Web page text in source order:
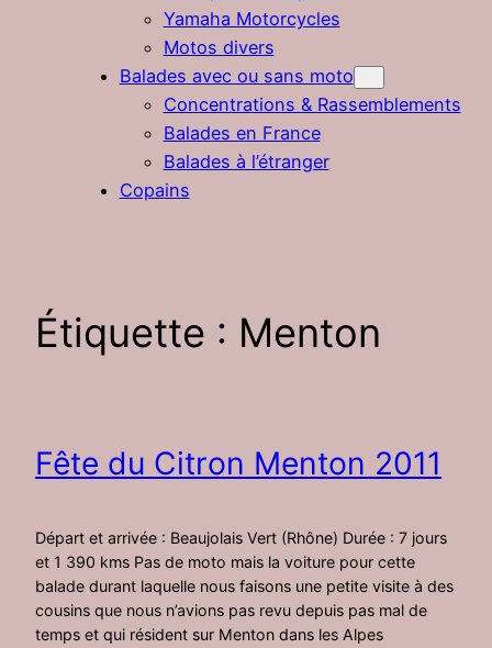
Yamaha Motorcycles
Motos divers
Balades avec ou sans moto
Concentrations & Rassemblements
Balades en France
Balades à l’étranger
Copains
Étiquette : Menton
Fête du Citron Menton 2011
Départ et arrivée : Beaujolais Vert (Rhône) Durée : 7 jours
et 1 390 kms Pas de moto mais la voiture pour cette
balade durant laquelle nous faisons une petite visite à des
cousins que nous n’avions pas revu depuis pas mal de
temps et qui résident sur Menton dans les Alpes